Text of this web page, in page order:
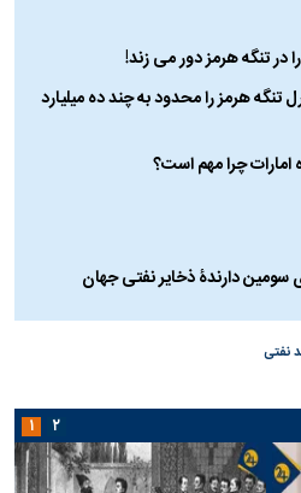
در تنگه هرمز دور می زند!
هرمز را محدود به چند ده میلیارد
امارات چرا مهم است؟
سومین دارندۀ ذخایر نفتی جهان
نفتی
۱ ۲